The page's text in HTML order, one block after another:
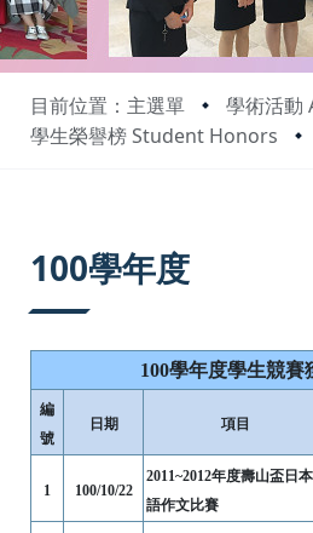
目前位置：主選單
學術活動
學生榮譽榜 Student Honors
100學年度
100學年度學生競賽
編
號
日期 項目
1 100/10/22
2011~2012年度壽山盃日本
語作文比賽